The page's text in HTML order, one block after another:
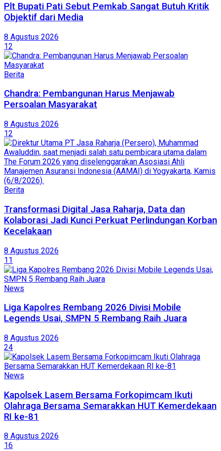
Plt Bupati Pati Sebut Pemkab Sangat Butuh Kritik
Objektif dari Media
8 Agustus 2026
12
Berita
Chandra: Pembangunan Harus Menjawab
Persoalan Masyarakat
8 Agustus 2026
12
Berita
Transformasi Digital Jasa Raharja, Data dan
Kolaborasi Jadi Kunci Perkuat Perlindungan Korban
Kecelakaan
8 Agustus 2026
11
News
Liga Kapolres Rembang 2026 Divisi Mobile
Legends Usai, SMPN 5 Rembang Raih Juara
8 Agustus 2026
24
News
Kapolsek Lasem Bersama Forkopimcam Ikuti
Olahraga Bersama Semarakkan HUT Kemerdekaan
RI ke-81
8 Agustus 2026
16